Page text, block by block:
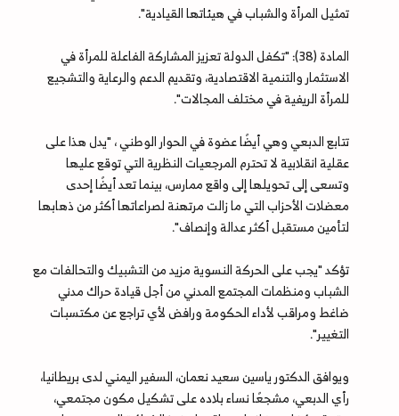
تمثيل المرأة والشباب في هيئاتها القيادية".
المادة (38): "تكفل الدولة تعزيز المشاركة الفاعلة للمرأة في
الاستثمار والتنمية الاقتصادية، وتقديم الدعم والرعاية والتشجيع
للمرأة الريفية في مختلف المجالات".
تتابع الدبعي وهي أيضًا عضوة في الحوار الوطني ، "يدل هذا على
عقلية انقلابية لا تحترم المرجعيات النظرية التي توقع عليها
وتسعى إلى تحويلها إلى واقع ممارس، بينما تعد أيضًا إحدى
معضلات الأحزاب التي ما زالت مرتهنة لصراعاتها أكثر من ذهابها
لتأمين مستقبل أكثر عدالة وإنصاف".
تؤكد "يجب على الحركة النسوية مزيد من التشبيك والتحالفات مع
الشباب ومنظمات المجتمع المدني من أجل قيادة حراك مدني
ضاغط ومراقب لأداء الحكومة ورافض لأي تراجع عن مكتسبات
التغيير".
ويوافق الدكتور ياسين سعيد نعمان، السفير اليمني لدى بريطانيا،
رأي الدبعي، مشجعًا نساء بلاده على تشكيل مكون مجتمعي،